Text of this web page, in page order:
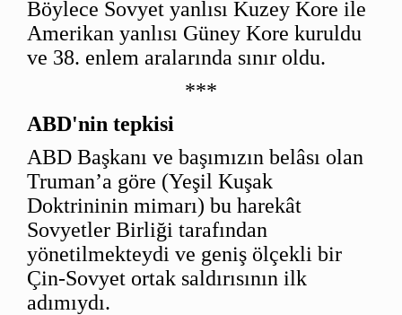
Böylece Sovyet yanlısı Kuzey Kore ile
Amerikan yanlısı Güney Kore kuruldu
ve 38. enlem aralarında sınır oldu.
***
ABD'nin tepkisi
ABD Başkanı ve başımızın belâsı olan
Truman’a göre (Yeşil Kuşak
Doktrininin mimarı) bu harekât
Sovyetler Birliği tarafından
yönetilmekteydi ve geniş ölçekli bir
Çin-Sovyet ortak saldırısının ilk
adımıydı.